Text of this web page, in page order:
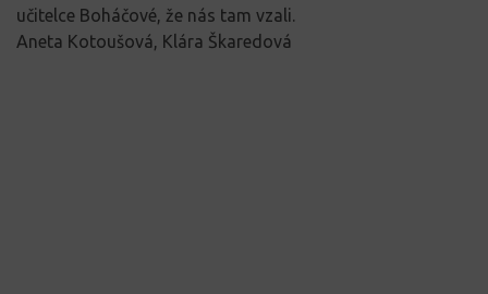
učitelce Boháčové, že nás tam vzali.
Aneta Kotoušová, Klára Škaredová